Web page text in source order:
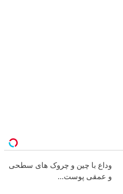
وداع با چین و چروک های سطحی
و عمقی پوست...